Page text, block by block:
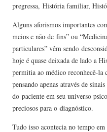
pregressa, História familiar,
Alguns aforismos importantes
meios e não de fins” ou
particulares” vêm sendo
hoje é quase deixada de lado a
permitia ao médico reconhecê-
pensando apenas através de
do paciente em seu universo
preciosos para o diagnóstico.
Tudo isso acontecia no tempo